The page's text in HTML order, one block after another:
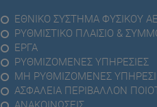
ΕΘΝΙΚΟ ΣΥΣΤΗΜΑ ΦΥΣΙΚΟΥ
ΡΥΘΜΙΣΤΙΚΟ ΠΛΑΙΣΙΟ &
ΕΡΓΑ
ΡΥΘΜΙΖΟΜΕΝΕΣ ΥΠΗΡΕΣΙΕΣ
ΜΗ ΡΥΘΜΙΖΟΜΕΝΕΣ
ΑΣΦΑΛΕΙΑ ΠΕΡΙΒΑΛΛΟΝ